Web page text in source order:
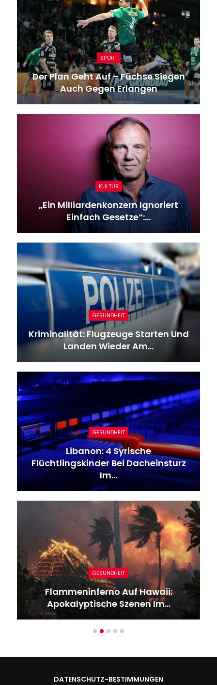
SPORT
Der Plan Geht Auf – Füchse Siegen
Auch Gegen Erlangen
KULTUR
„Ein Milliardenkonzern Ignoriert
Einfach Gesetze“:…
GESUNDHEIT
Kriminalität: Flugzeuge Starten Und
Landen Wieder Am…
GESUNDHEIT
Libanon: 4 Syrische
Flüchtlingskinder Bei Dacheinsturz
Im…
GESUNDHEIT
Flammeninferno Auf Hawaii:
Apokalyptische Szenen Im…
DATENSCHUTZ-BESTIMMUNGEN